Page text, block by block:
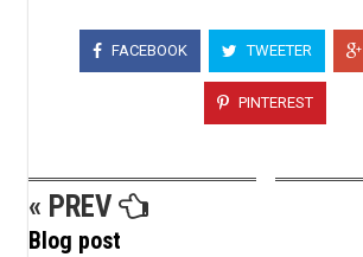
FACEBOOK TWEETER
PINTEREST
« PREV
Blog post